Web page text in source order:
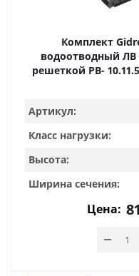
Комплект
водоотводный ЛВ
решеткой РВ-
Артикул:
Класс нагрузки:
Высота:
Ширина сечения:
Цена: